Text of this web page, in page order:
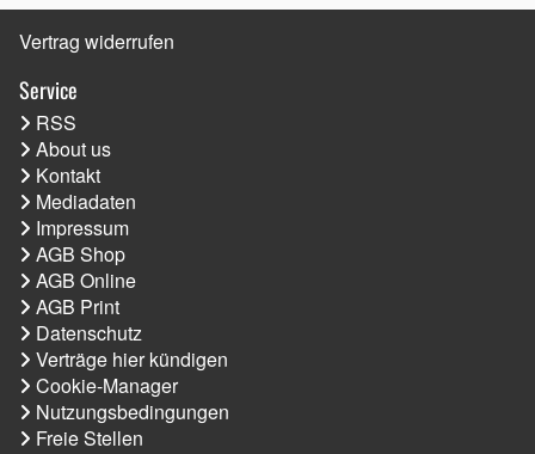
Vertrag widerrufen
Service
RSS
About us
Kontakt
Mediadaten
Impressum
AGB Shop
AGB Online
AGB Print
Datenschutz
Verträge hier kündigen
Cookie-Manager
Nutzungsbedingungen
Freie Stellen